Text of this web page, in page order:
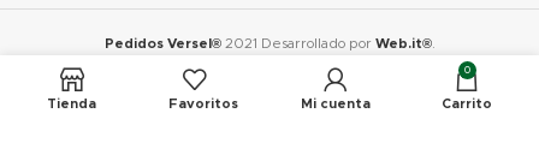
Pedidos Versel® 2021 Desarrollado por Web.it®.
Tienda Favoritos Mi cuenta
0
Carrito